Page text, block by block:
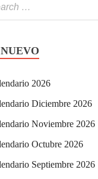
2026
Diciembre 2026
Noviembre 2026
Octubre 2026
Septiembre 2026